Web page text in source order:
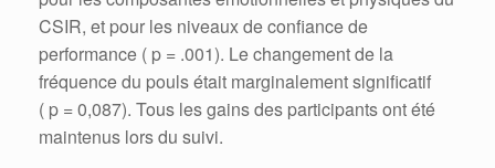
CSIR, et pour les niveaux de confiance de
performance ( p = .001). Le changement de la
fréquence du pouls était marginalement significatif
( p = 0,087). Tous les gains des participants ont été
maintenus lors du suivi.